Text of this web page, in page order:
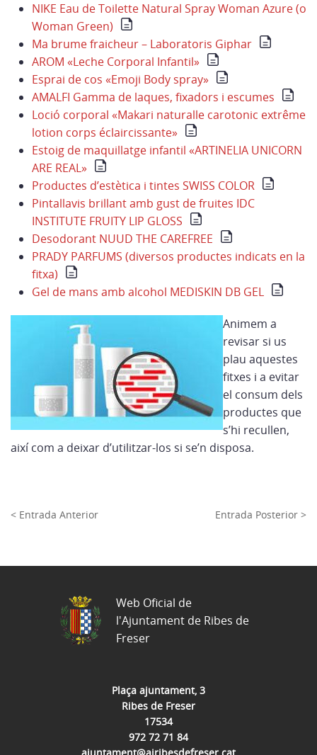
NIKE Eau de Toilette Natural Spray Woman Azure (o
Woman Green)
Ma brume fraicheur – Laboratoris Giphar
AROM «Leche Corporal Infantil»
Esprai de cos «Emoji Body spray»
AMALFI Gamma de laques, fixadors i escumes
Loció corporal «Makari naturalle carotonic extrême
lotion corps éclaircissante»
Estoig de maquillatge infantil «ARTINELIA UNICORN
ARE REAL»
Productes d’estètica i tintes SWISS COLOR
Pintallavis brillant amb gust de fruites IDC
INSTITUTE FRUITY LIP GLOSS
Desodorant NUUD THE CAREFREE
PRADY PARFUMS (diversos productes indicats en la
fitxa)
Gel de mans amb alcohol MEDISKIN DB GEL
Animem a
revisar si us
plau aquestes
fitxes i a evitar
el consum dels
productes que
s’hi recullen,
així com a deixar d’utilitzar-los si se’n disposa.
< Entrada Anterior Entrada Posterior >
Plaça ajuntament, 3
Ribes de Freser
17534
972 72 71 84
Web Oficial de
l'Ajuntament de Ribes de
Freser